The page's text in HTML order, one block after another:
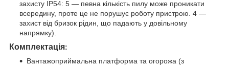
захисту IP54: 5 — певна кількість пилу може проникати
всередину, проте це не порушує роботу пристрою. 4 —
захист від бризок рідин, що падають у довільному
напрямку).
Комплектація:
Вантажоприймальна платформа та огорожа (з